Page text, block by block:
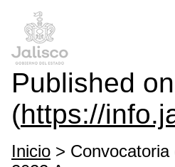
Published on
(https://
Inicio >